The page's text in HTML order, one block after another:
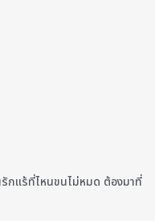
กแร้ที่ไหนขนไม่หมด ต้องมาที่